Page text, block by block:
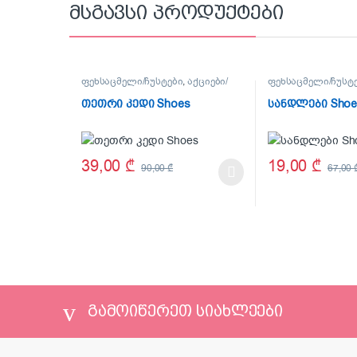
მსგავსი პროდუქტები
ფეხსაცმელი/ჩუსტები,აქციები/
ფასდაკლებები
OUTLET
თეთრი კედი Shoes
39,00 ₾ 90,00₾
This product has multiple variants. The options may be
ფეხსაცმელი/
საზაფხულო
ფასდაკლებები
სანდლები
19,00 ₾ 67,00
This product
გამოიწერეთ სიახლეები